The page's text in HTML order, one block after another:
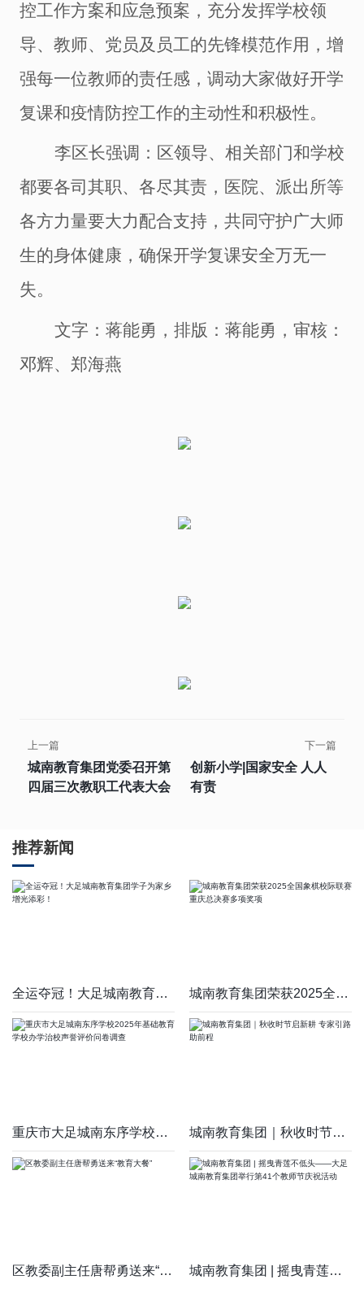
控工作方案和应急预案，充分发挥学校领
导、教师、党员及员工的先锋模范作用，增
强每一位教师的责任感，调动大家做好开学
复课和疫情防控工作的主动性和积极性。
李区长强调：区领导、相关部门和学校
都要各司其职、各尽其责，医院、派出所等
各方力量要大力配合支持，共同守护广大师
生的身体健康，确保开学复课安全万无一
失。
文字：蒋能勇，排版：蒋能勇，审核：
邓辉、郑海燕
上一篇
城南教育集团党委召开第
四届三次教职工代表大会
下一篇
创新小学|国家安全 人人
有责
推荐新闻
全运夺冠！大足城南教育集团学子为家乡增光添彩！ 城南教育集团荣获2025全国象棋校际联赛重庆总决赛多项奖项
重庆市大足城南东序学校2025年基础教育学校办学治校声誉评价问卷 城南教育集团｜秋收时节启新耕 专家引路助前程
区教委副主任唐帮勇送来“教育大餐” 城南教育集团 | 摇曳青莲不低头——大足城南教育集团举行第41个